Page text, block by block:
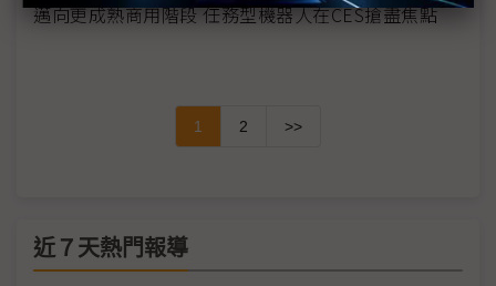
邁向更成熟商用階段 任務型機器人在CES搶盡焦點
1 2 >>
近７天熱門報導